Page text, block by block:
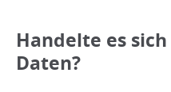
Handelte es
Daten?